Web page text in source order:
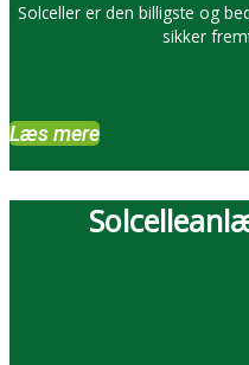
Solceller er den billigste og
sikker
Læs mere